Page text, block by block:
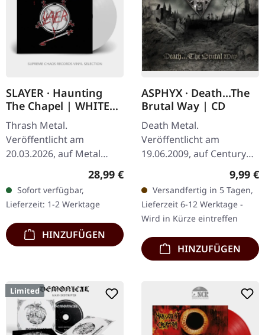
SLAYER · Haunting
The Chapel | WHITE
LP
Thrash Metal.
Veröffentlicht am
20.03.2026, auf Metal
Blade Records. Weißes
Vinyl im Standard-Cover
mit Poster. Plastic Head
exklusives weißes Vinyl,…
Regulärer Preis:
28,99 €
Sofort verfügbar,
Lieferzeit: 1-2 Werktage
HINZUFÜGEN
ASPHYX · Death...The
Brutal Way | CD
Death Metal.
Veröffentlicht am
19.06.2009, auf Century
Media Records. CD im
holländischen Death
Metal Legenden Asphyx
liefern mit…
9,99 €
Versandfertig in 5 Tagen,
Lieferzeit 6-12 Werktage -
Wird in Kürze eintreffen
HINZUFÜGEN
Limited